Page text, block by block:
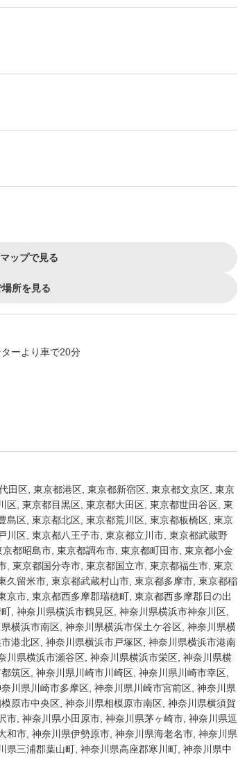
ップで見る
所を見る
ーより車で20分
田区, 東京都港区, 東京都新宿区, 東京都文京区, 東京
, 東京都目黒区, 東京都大田区, 東京都世田谷区, 東
区, 東京都北区, 東京都荒川区, 東京都板橋区, 東京
区, 東京都八王子市, 東京都立川市, 東京都武蔵野
都昭島市, 東京都調布市, 東京都町田市, 東京都小金
東京都国分寺市, 東京都国立市, 東京都福生市, 東京
留米市, 東京都武蔵村山市, 東京都多摩市, 東京都稲
市, 東京都西多摩郡瑞穂町, 東京都西多摩郡日の出
, 神奈川県横浜市鶴見区, 神奈川県横浜市神奈川区,
横浜市南区, 神奈川県横浜市保土ケ谷区, 神奈川県横
港北区, 神奈川県横浜市戸塚区, 神奈川県横浜市港南
川県横浜市瀬谷区, 神奈川県横浜市栄区, 神奈川県横
筑区, 神奈川県川崎市川崎区, 神奈川県川崎市幸区,
川県川崎市多摩区, 神奈川県川崎市宮前区, 神奈川県
原市中央区, 神奈川県相模原市南区, 神奈川県横須賀
, 神奈川県小田原市, 神奈川県茅ヶ崎市, 神奈川県逗
市, 神奈川県伊勢原市, 神奈川県海老名市, 神奈川県
三浦郡葉山町, 神奈川県高座郡寒川町, 神奈川県中